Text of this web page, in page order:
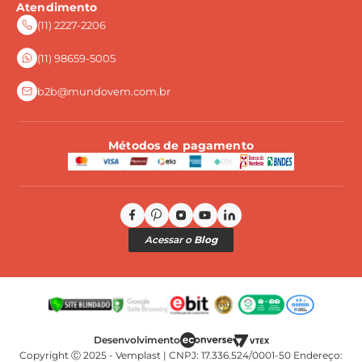
Frete e Entrega
Perguntas Frequentes
Atendimento
(11) 2227-2206
(11) 98659-5005
b2b@mundovem.com.br
Métodos de pagamento
Acessar o Blog
Copyright Ⓒ 2025 - Vemplast | CNPJ: 17.336.524/0001-50 Endereço: